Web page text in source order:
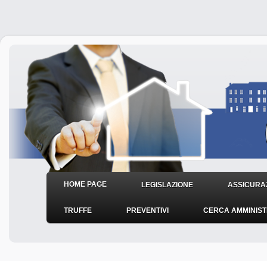
HOME PAGE LEGISLAZIONE
TRUFFE PREVENTIVI CERCA